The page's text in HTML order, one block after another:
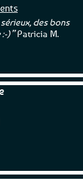
des bons
)”Patricia M.